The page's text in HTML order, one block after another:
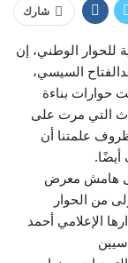
شارك
للحوار الوطني، إن
السيسي،
حوارات بناءة
التي مرت على
علمتنا أن
أيضًا.
هامش معرض
من الحوار
الإعلامي أحمد